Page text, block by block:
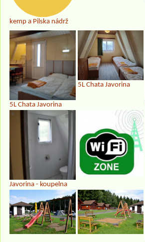
kemp a Pilska nádrž
5L Chata Javorina
5L Chata Javorina
Javorina - koupelna